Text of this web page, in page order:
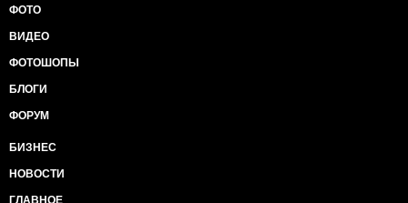
ФОТО
ВИДЕО
ФОТОШОПЫ
БЛОГИ
ФОРУМ
БИЗНЕС
НОВОСТИ
ГЛАВНОЕ